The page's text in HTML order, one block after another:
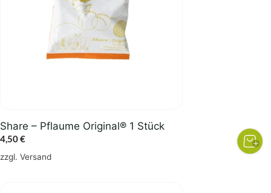
Share – Pflaume Original® 1 Stück
4,50€
zzgl. Versand